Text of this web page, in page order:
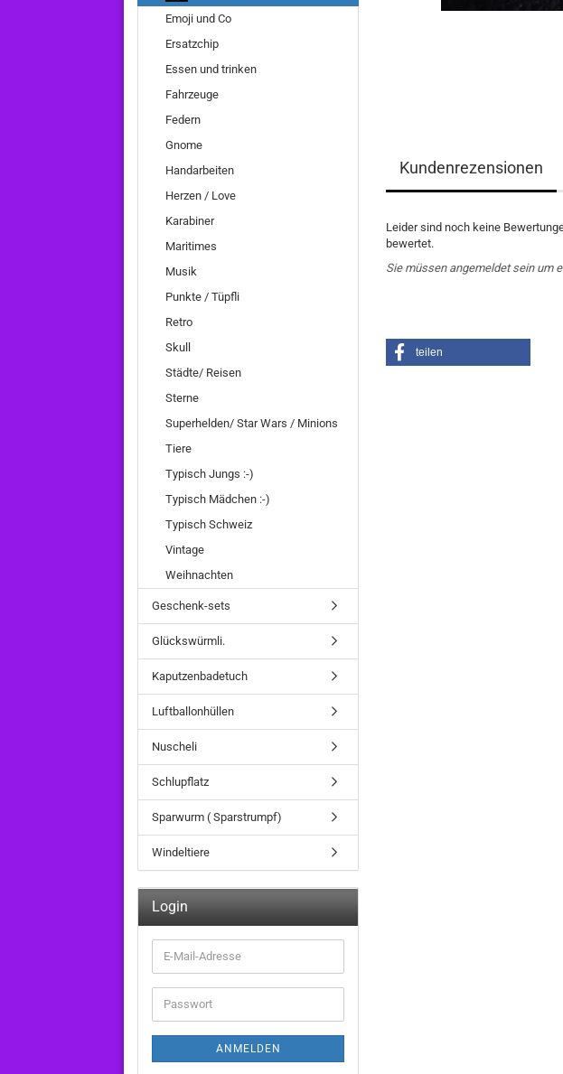
Kundenrezensionen
Leider sind noch keine
bewertet.
Sie müssen angemeldet sein um
teilen
Emoji und Co
Ersatzchip
Essen und trinken
Fahrzeuge
Federn
Gnome
Handarbeiten
Herzen / Love
Karabiner
Maritimes
Musik
Punkte / Tüpfli
Retro
Skull
Städte/ Reisen
Sterne
Superhelden/ Star Wars / Minions
Tiere
Typisch Jungs :-)
Typisch Mädchen :-)
Typisch Schweiz
Vintage
Weihnachten
Geschenk-sets
Glückswürmli.
Kaputzenbadetuch
Luftballonhüllen
Nuscheli
Schlupflatz
Sparwurm ( Sparstrumpf)
Windeltiere
Login
E-
Mail-
Adresse
Passwort
ANMELDEN